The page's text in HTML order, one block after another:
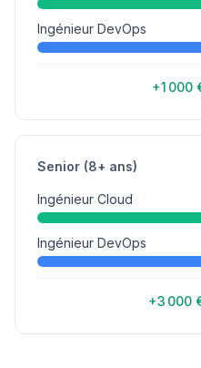
Ingénieur DevOps
+1 000
Senior (8+ ans)
Ingénieur Cloud
Ingénieur DevOps
+3 000